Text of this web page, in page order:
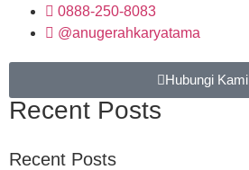
0888-250-8083
@anugerahkaryatama
Hubungi Kami
Recent Posts
Recent Posts